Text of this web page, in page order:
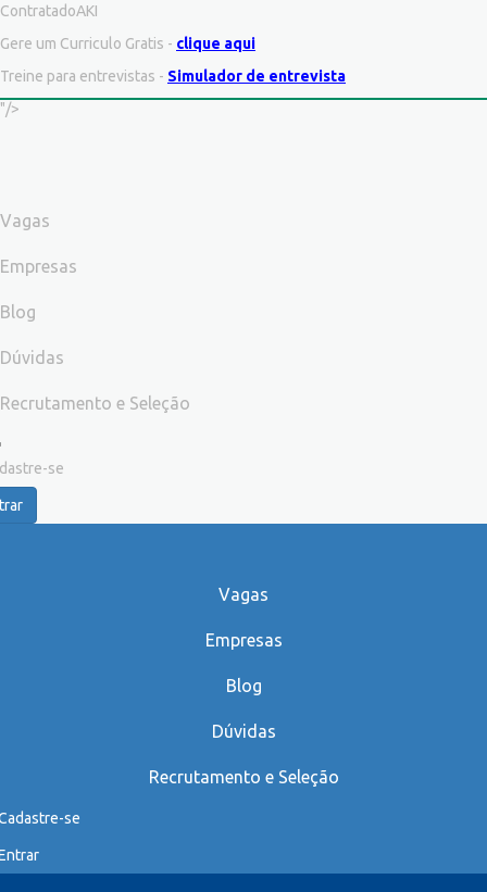
ContratadoAKI
Gere um Curriculo Gratis - clique aqui
Treine para entrevistas - Simulador de entrevista
"/>
Vagas
Empresas
Blog
Dúvidas
Recrutamento e Seleção
se
Vagas
Empresas
Blog
Dúvidas
Recrutamento e Seleção
se